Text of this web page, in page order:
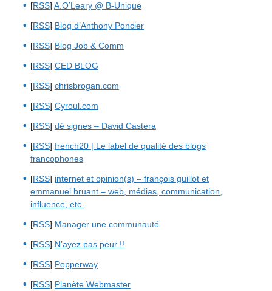
[RSS] A.O’Leary @ B-Unique
[RSS] Blog d’Anthony Poncier
[RSS] Blog Job & Comm
[RSS] CED BLOG
[RSS] chrisbrogan.com
[RSS] Cyroul.com
[RSS] dé signes – David Castera
[RSS] french20 | Le label de qualité des blogs
francophones
[RSS] internet et opinion(s) – françois guillot et
emmanuel bruant – web, médias, communication,
influence, etc.
[RSS] Manager une communauté
[RSS] N’ayez pas peur !!
[RSS] Pepperway
[RSS] Planète Webmaster